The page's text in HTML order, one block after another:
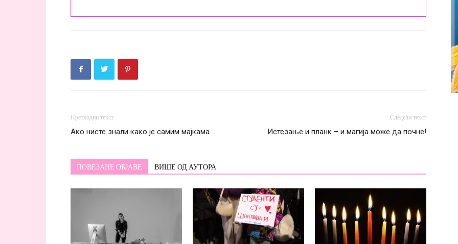
Претходни текст
Ако нисте знали како је самим мајкама
Следећи текст
Истезање и планк – и магија може да почне!
ПОВЕЗАНЕ ОБЈАВЕ ВИШЕ ОД АУТОРА